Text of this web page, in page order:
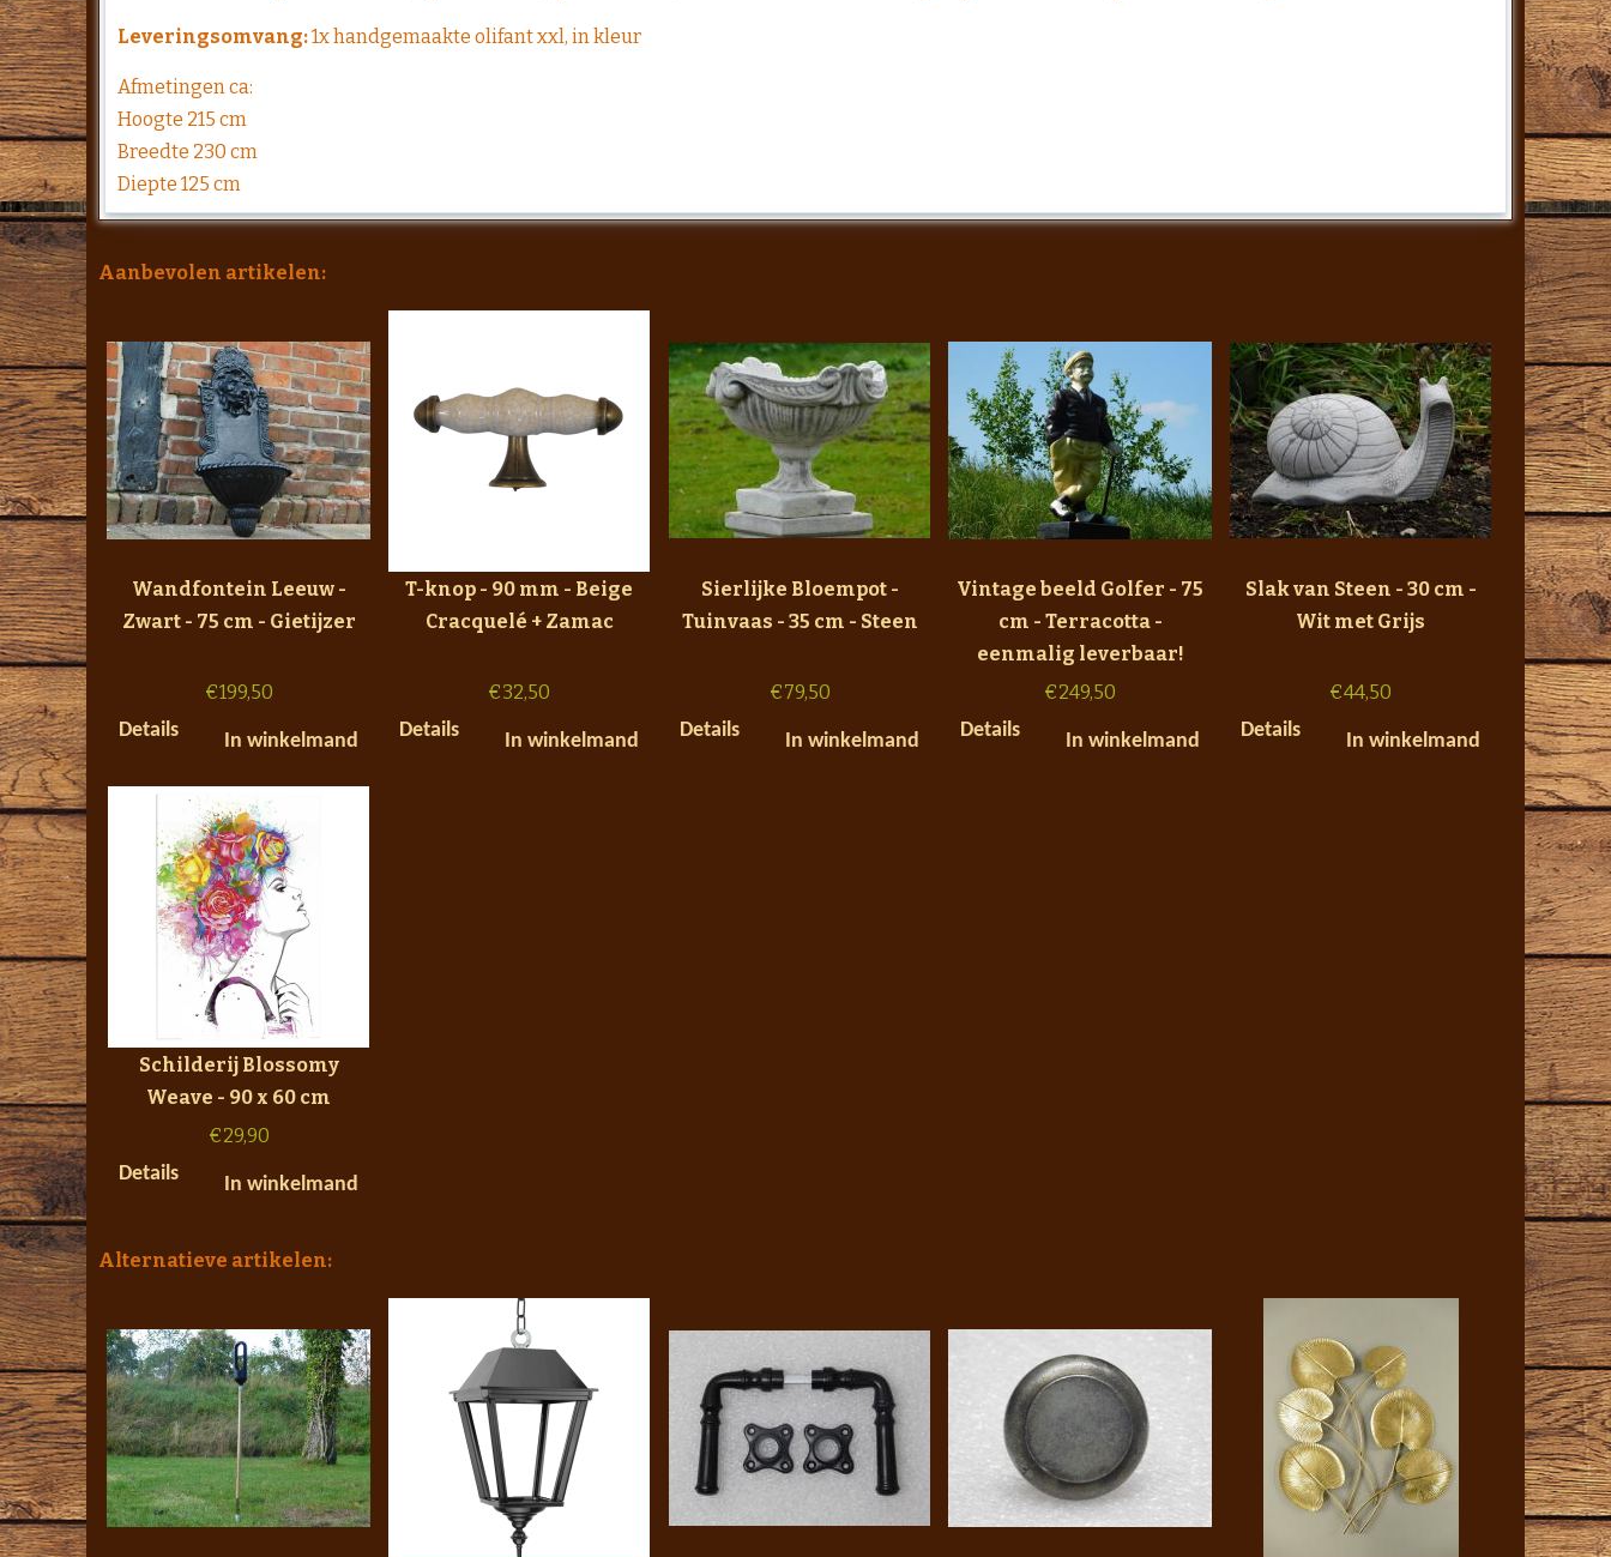
Leveringsomvang:1x handgemaakte olifant xxl, in kleur
Afmetingen ca:
Hoogte 215 cm
Breedte 230 cm
Diepte 125 cm
Aanbevolen artikelen:
Wandfontein Leeuw -
Zwart - 75 cm - Gietijzer
€199,50
Details
In winkelmand
T-knop - 90 mm - Beige
Cracquelé + Zamac
€32,50
Details
In winkelmand
Sierlijke Bloempot -
Tuinvaas - 35 cm - Steen
€79,50
Details
In winkelmand
Vintage beeld Golfer - 75
cm - Terracotta -
eenmalig leverbaar!
€249,50
Details
In winkelmand
Slak van Steen - 30 cm -
Wit met Grijs
€44,50
Details
In winkelmand
Schilderij Blossomy
Weave - 90 x 60 cm
€29,90
Details
In winkelmand
Alternatieve artikelen: